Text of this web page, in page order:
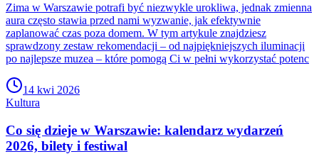
Zima w Warszawie potrafi być niezwykle urokliwa, jednak zmienna
aura często stawia przed nami wyzwanie, jak efektywnie
zaplanować czas poza domem. W tym artykule znajdziesz
sprawdzony zestaw rekomendacji – od najpiękniejszych iluminacji
po najlepsze muzea – które pomogą Ci w pełni wykorzystać potenc
14 kwi 2026
Kultura
Co się dzieje w Warszawie: kalendarz wydarzeń
2026, bilety i festiwal